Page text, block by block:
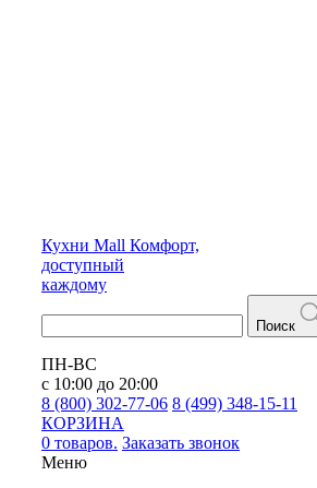
Кухни Mall Комфорт,
доступный
каждому
Поиск
ПН-ВС
с 10:00 до 20:00
8 (800) 302-77-06 8 (499) 348-15-11
КОРЗИНА
0 товаров. Заказать звонок
Меню